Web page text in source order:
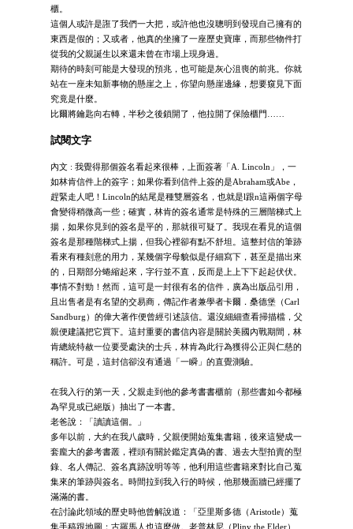
櫃。
這個人或許是誑了我們一大把，或許他也沒聰明到發現自己擁有的
東西是假的；又或者，他真的坐擁了一座歷史寶庫，而那些物件打
從我的父親誕生以來還未曾在市場上現身過。
期待的時刻可能是大發現的預兆，也可能是灰心沮喪的前兆。你就
站在一座未知新事物的懸崖之上，你望向懸崖邊緣，想要窺見下面
究竟是什麼。
比爾將鑰匙向右轉，半秒之後鎖開了，他拉開了保險櫃門……
試閱文字
內文 : 我覺得那個簽名看起來很棒，上面簽著「A. Lincoln」，一
如林肯信件上的簽字；如果你看到信件上簽的是Abraham或Abe，
趕緊走人吧！Lincoln的結尾是種雙層簽名，也就是l跟n這兩個字母
會變得稍微高一些；確實，林肯的簽名通常是特殊的三層階梯式上
揚，如果你見到的簽名是平的，那就很可疑了。我現在看見的這個
簽名是那種階梯式上揚，但我心裡卻有點不舒坦。這整封信的筆跡
看來有種刻意的用力，某幾個字母貌似是仔細寫下，甚至是描出來
的，日期部分蜷縮起來，字行並不直，反而是上上下下起起伏伏。
事情不對勁！然而，這可是一封很有名的信件，廣為出版品引用，
且出售者是有名望的交易商，傳記作者兼學者卡爾．桑德堡（Carl
Sandburg）的偉大著作便曾經引述該信。還沒細細查看掃描檔，父
親便建議把它買下。這封重要的書信內容是關於美國內戰期間，林
肯總統特赦一位要受處決的士兵，林肯為此行為獲得公正與仁慈的
稱許。可是，這封信卻沒有通過「一瞬」的直覺測驗。
在我入行的第一天，父親走到他的參考書書櫃前（那些書如今都極
為罕見或已絕版）抽出了一本書。
老爸說：「讀讀這個。」
多年以前，大約在我八歲時，父親便開始蒐集書籍，後來這變成一
套龐大的參考書叢，裡頭有關於鑑定真偽的書、過去大型拍賣的型
錄、名人傳記、簽名真跡說明等等，他利用這些書籍來對比自己蒐
集來的筆跡與簽名。時間拉到我入行的時候，他那幾面牆已經擺了
滿滿的書。
在討論此領域的歷史時他曾解說道：「亞里斯多德（Aristotle）蒐
集手稿跟地圖；古羅馬人也這麼做。老普林尼（Pliny the Elder）